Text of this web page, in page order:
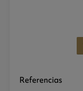
Referencias